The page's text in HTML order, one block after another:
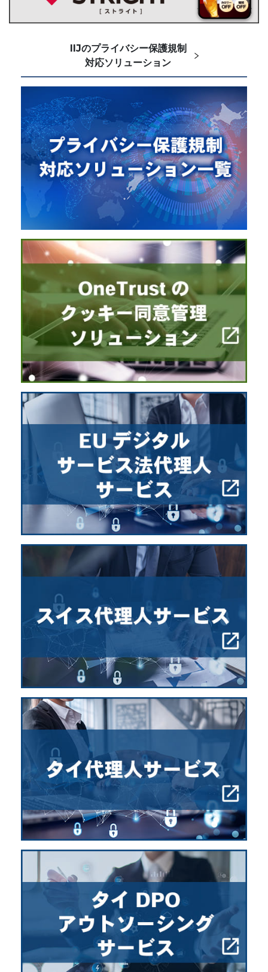
IIJのプライバシー保護規制
対応ソリューション